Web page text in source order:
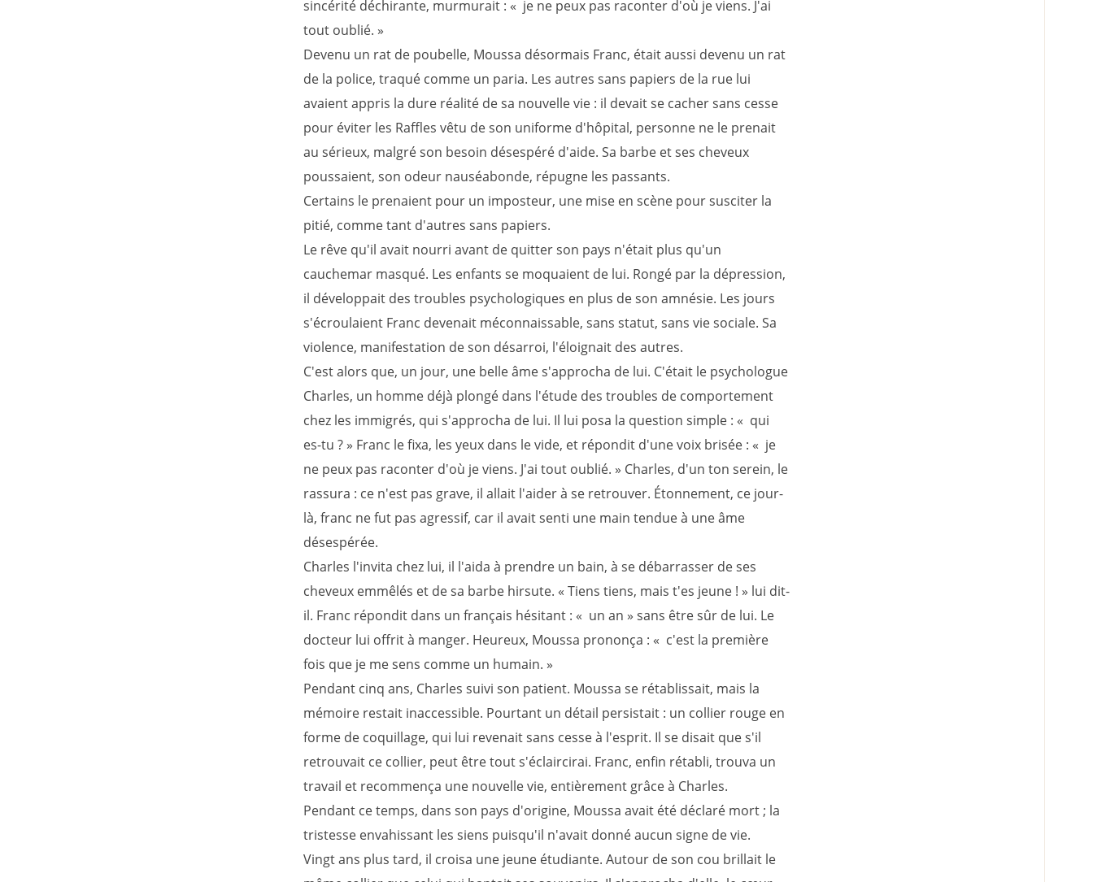
sincérité déchirante, murmurait : « je ne peux pas raconter d'où je viens. J'ai
tout oublié. »
Devenu un rat de poubelle, Moussa désormais Franc, était aussi devenu un rat
de la police, traqué comme un paria. Les autres sans papiers de la rue lui
avaient appris la dure réalité de sa nouvelle vie : il devait se cacher sans cesse
pour éviter les Raffles vêtu de son uniforme d'hôpital, personne ne le prenait
au sérieux, malgré son besoin désespéré d'aide. Sa barbe et ses cheveux
poussaient, son odeur nauséabonde, répugne les passants.
Certains le prenaient pour un imposteur, une mise en scène pour susciter la
pitié, comme tant d'autres sans papiers.
Le rêve qu'il avait nourri avant de quitter son pays n'était plus qu'un
cauchemar masqué. Les enfants se moquaient de lui. Rongé par la dépression,
il développait des troubles psychologiques en plus de son amnésie. Les jours
s'écroulaient Franc devenait méconnaissable, sans statut, sans vie sociale. Sa
violence, manifestation de son désarroi, l'éloignait des autres.
C'est alors que, un jour, une belle âme s'approcha de lui. C'était le psychologue
Charles, un homme déjà plongé dans l'étude des troubles de comportement
chez les immigrés, qui s'approcha de lui. Il lui posa la question simple : « qui
es-tu ? » Franc le fixa, les yeux dans le vide, et répondit d'une voix brisée : « je
ne peux pas raconter d'où je viens. J'ai tout oublié. » Charles, d'un ton serein, le
rassura : ce n'est pas grave, il allait l'aider à se retrouver. Étonnement, ce jour-
là, franc ne fut pas agressif, car il avait senti une main tendue à une âme
désespérée.
Charles l'invita chez lui, il l'aida à prendre un bain, à se débarrasser de ses
cheveux emmêlés et de sa barbe hirsute. « Tiens tiens, mais t'es jeune ! » lui dit-
il. Franc répondit dans un français hésitant : « un an » sans être sûr de lui. Le
docteur lui offrit à manger. Heureux, Moussa prononça : « c'est la première
fois que je me sens comme un humain. »
Pendant cinq ans, Charles suivi son patient. Moussa se rétablissait, mais la
mémoire restait inaccessible. Pourtant un détail persistait : un collier rouge en
forme de coquillage, qui lui revenait sans cesse à l'esprit. Il se disait que s'il
retrouvait ce collier, peut être tout s'éclaircirai. Franc, enfin rétabli, trouva un
travail et recommença une nouvelle vie, entièrement grâce à Charles.
Pendant ce temps, dans son pays d'origine, Moussa avait été déclaré mort ; la
tristesse envahissant les siens puisqu'il n'avait donné aucun signe de vie.
Vingt ans plus tard, il croisa une jeune étudiante. Autour de son cou brillait le